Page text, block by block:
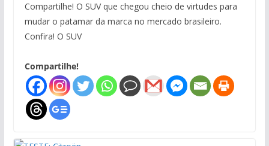
Compartilhe! O SUV que chegou cheio de virtudes para
mudar o patamar da marca no mercado brasileiro.
Confira! O SUV
Compartilhe!